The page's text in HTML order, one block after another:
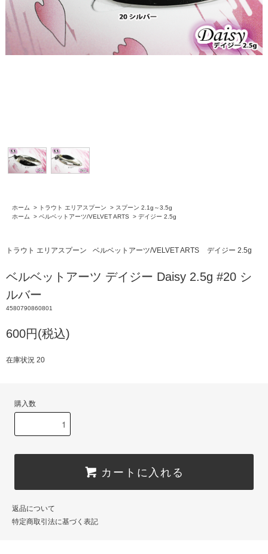
ホーム > トラウト エリアスプーン > スプーン 2.1g～3.5g
ホーム
> ベルベットアーツ/VELVET ARTS > デイジー 2.5g
トラウト エリアスプーン ベルベットアーツ/VELVET ARTS デイジー 2.5g
ベルベットアーツ デイジー Daisy 2.5g #20 シ
ルバー
4580790860801
600円(税込)
在庫状況 20
購入数
カートに入れる
返品について
特定商取引法に基づく表記